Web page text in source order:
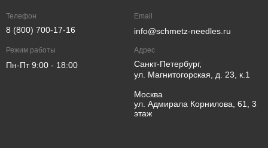
Телефон
8 (800) 700-17-16
Email
info@schmetz-needles.ru
Режим работы
Пн-Пт 9:00 - 18:00
Адрес
Санкт-Петербург,
ул. Магнитогорская, д. 23, к.1
Москва
ул. Адмирала Корнилова, 61, 3
этаж